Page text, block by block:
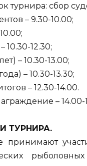
турнира: сбор
– 9.30-10.00;
10.30-12.30;
– 10.30-13.00;
– 10.30-13.30;
– 12.30-14.00.
– 14.00-
ТУРНИРА.
принимают